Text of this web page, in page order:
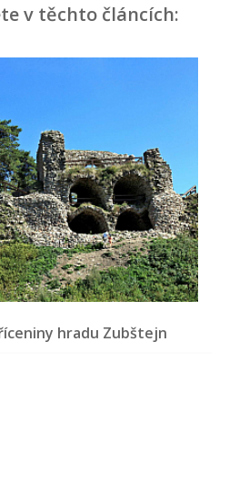
v těchto článcích:
hradu Zubštejn